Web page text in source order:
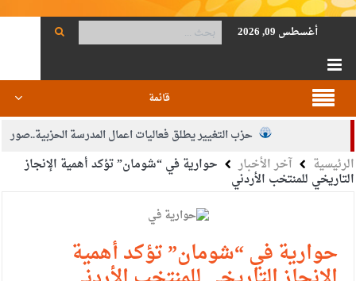
أغسطس 09, 2026
قائمة
حزب التغيير يطلق فعاليات اعمال المدرسة الحزبية..صور
الجيش يفتح باب التجنيد لحملة البكالوريوس في الحقوق والقانون
بيان اجتماع عمّان:دعم الوصاية الهاشمية التاريخية على المقدسات
الإسلامية والمسيحية
الأمن يتلف 16 مليون حبة كبتاجون و1480 كغم مواد مخدرة
الرئيسية آخر الأخبار حوارية في “شومان” تؤكد أهمية الإنجاز
التاريخي للمنتخب الأردني
حوارية في “شومان” تؤكد أهمية